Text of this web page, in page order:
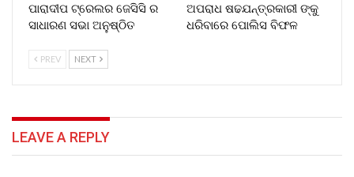
ପାରାଦୀପ ଟ୍ରେଲର ଜେସିସି ର
ସାଧାରଣ ସଭା ଅନୁଷ୍ଠିତ
ଅପରାଧ ଷଢଯନ୍ତ୍ରକାରୀ ଙ୍କୁ
ଧରିବାରେ ପୋଲିସ ବିଫଳ
PREV NEXT
LEAVE A REPLY